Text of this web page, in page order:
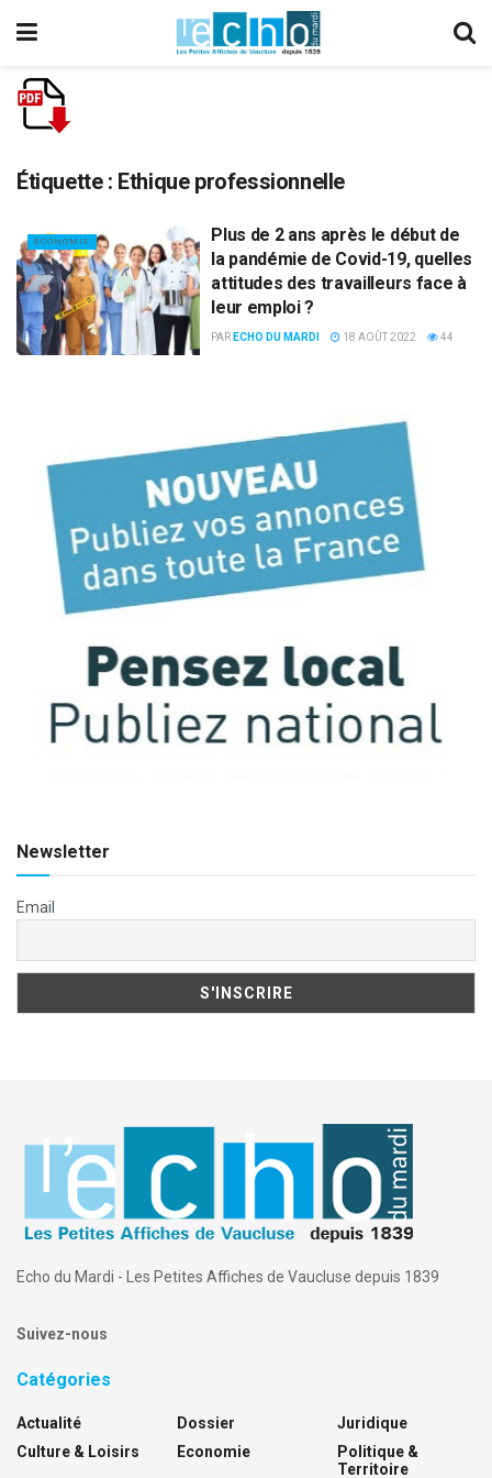
Étiquette : Ethique professionnelle
ECONOMIE
Plus de 2 ans après le début de
la pandémie de Covid-19, quelles
attitudes des travailleurs face à
leur emploi ?
PAR ECHO DU MARDI 18 AOÛT 2022 44
Newsletter
Email
Echo du Mardi - Les Petites Affiches de Vaucluse depuis 1839
Suivez-nous
Catégories
Actualité
Culture & Loisirs
Dossier
Economie
Juridique
Politique &
Territoire